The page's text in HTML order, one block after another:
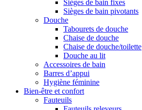
Sièges de bain fixes
Sièges de bain pivotants
Douche
Tabourets de douche
Chaise de douche
Chaise de douche/toilette
Douche au lit
Accessoires de bain
Barres d’appui
Hygiène féminine
Bien-être et confort
Fauteuils